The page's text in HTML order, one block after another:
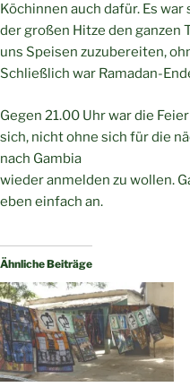
Köchinnen auch dafür. Es
der großen Hitze den ganzen
uns Speisen zuzubereiten,
Schließlich war Ramadan-
Gegen 21.00 Uhr war die
sich, nicht ohne sich für die
nach Gambia
wieder anmelden zu wollen.
eben einfach an.
Ähnliche Beiträge